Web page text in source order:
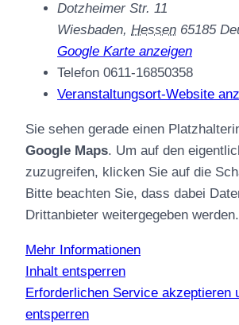
Dotzheimer Str. 11
Wiesbaden, Hessen 65185
Google Karte anzeigen
Telefon 0611-16850358
Veranstaltungsort-Website
Sie sehen gerade einen
Google Maps. Um auf den
zuzugreifen, klicken Sie auf die
Bitte beachten Sie, dass dabei
Drittanbieter weitergegeben werden.
Mehr Informationen
Inhalt entsperren
Erforderlichen Service akzeptieren
entsperren